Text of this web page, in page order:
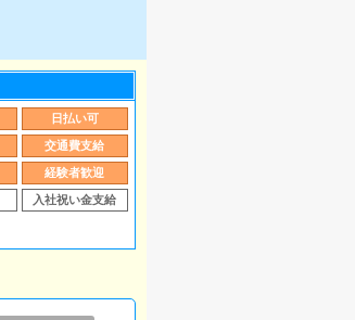
日払い可
交通費支給
経験者歓迎
入社祝い金支給